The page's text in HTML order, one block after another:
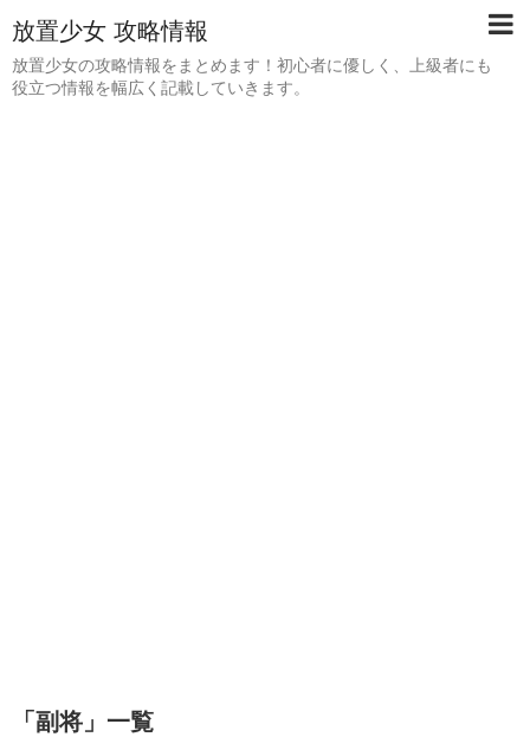
放置少女 攻略情報
放置少女の攻略情報をまとめます！初心者に優しく、上級者にも
役立つ情報を幅広く記載していきます。
「 副将 」 一覧